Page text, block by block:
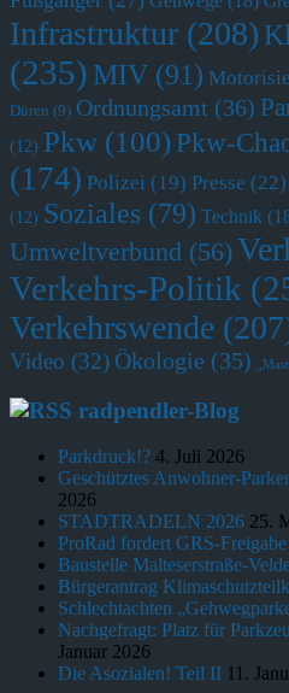
Infrastruktur (208)
(235) MIV (91)
Düren (9) Ordnungsamt (36)
(12) Pkw (100) Pkw-
(174) Polizei (19) Presse (22)
(12) Soziales (79) Technik
Umweltverbund (56)
Verkehrs-Politik
Verkehrswende
Video (32) Ökologie (35)
radpendler-Blog
Parkdruck!? 4. Juli 2026
Geschütztes Anwohner-
2026
STADTRADELN 2026 25.
ProRad fordert GRS-Freigabe
Baustelle Malteserstraße-
Bürgerantrag
Schlechtachten
Nachgefragt: Platz für
Januar 2026
Die Asozialen! Teil II 11.